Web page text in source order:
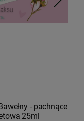
- pachnące
25ml